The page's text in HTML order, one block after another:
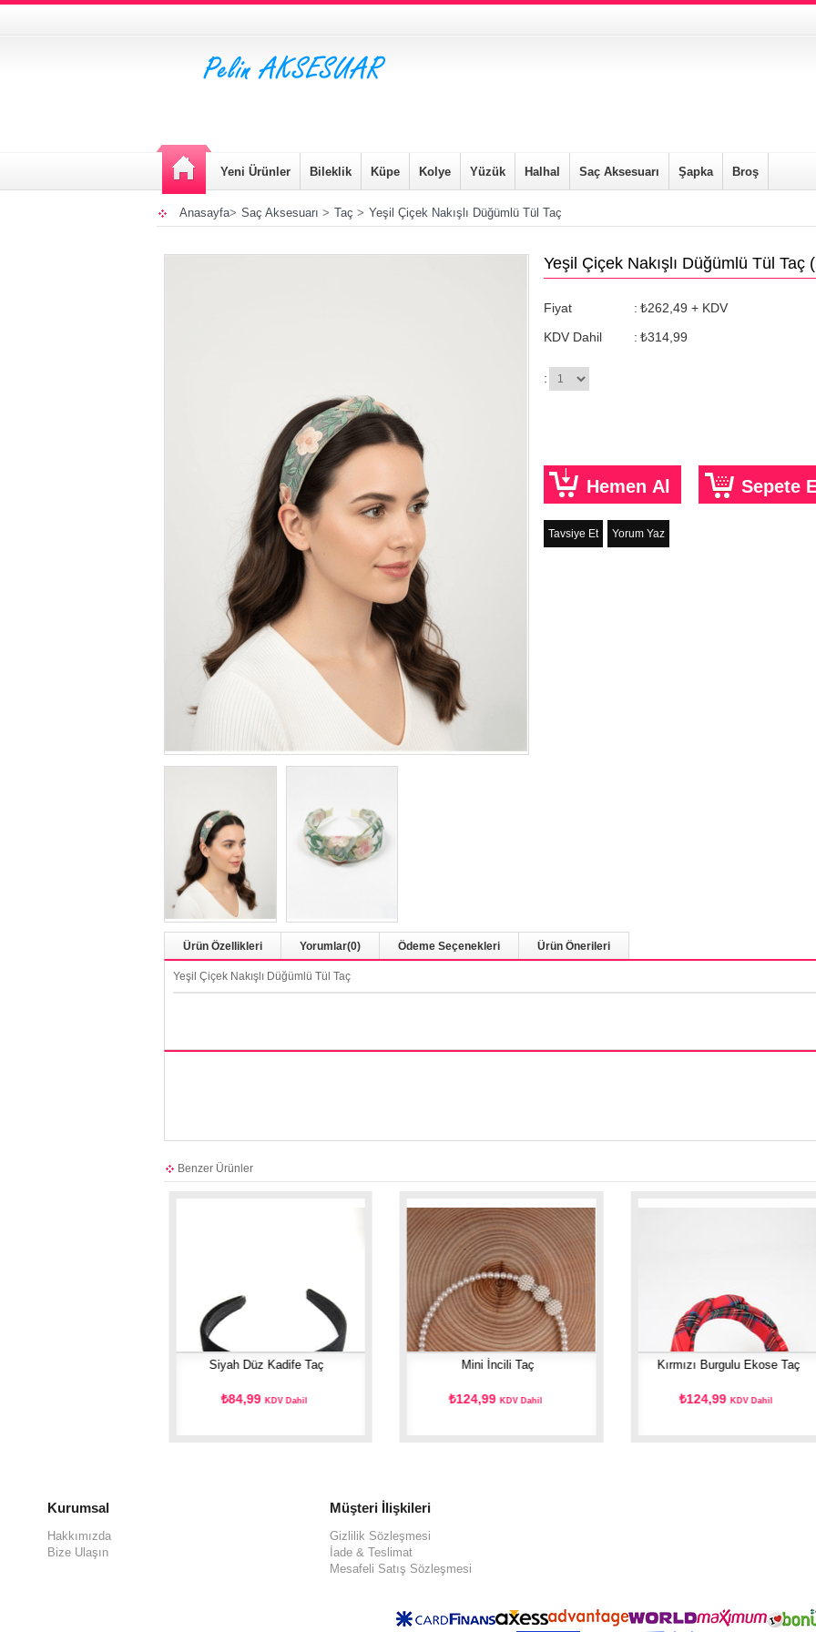
Yeni Ürünler Bileklik Küpe Kolye Yüzük Halhal Saç Aksesuarı Şapka Broş
Anasayfa> Saç Aksesuarı > Taç > Yeşil Çiçek Nakışlı Düğümlü Tül Taç
Yeşil Çiçek Nakışlı Düğümlü Tül Taç
Fiyat : ₺262,49 + KDV
KDV Dahil
: ₺314,99
:
Tavsiye Et Yorum Yaz
Ürün Özellikleri Yorumlar(0) Ödeme Seçenekleri Ürün Önerileri
Yeşil Çiçek Nakışlı Düğümlü Tül Taç
Benzer Ürünler
Siyah Düz Kadife Taç
₺84,99KDV Dahil
Mini İncili Taç
₺124,99KDV Dahil
Kırmızı Burgulu Ekose Taç
₺124,99KDV Dahil
Kurumsal
Hakkımızda
Bize Ulaşın
Müşteri İlişkileri
Gizlilik Sözleşmesi
İade & Teslimat
Mesafeli Satış Sözleşmesi